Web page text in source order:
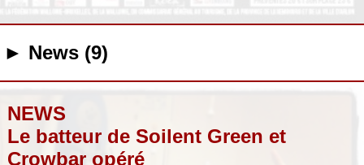
► News (9)
NEWS
Le batteur de Soilent Green et
Crowbar opéré